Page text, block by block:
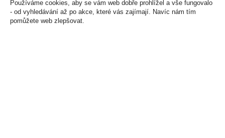
Cena za:1 ks
Skladem: do 5 ks Cena za:balení (30 ks)
Používáme cookies, aby se vám web dobře prohlížel a vše fungovalo
- od vyhledávání až po akce, které vás zajímají. Navíc nám tím
pomůžete web zlepšovat.